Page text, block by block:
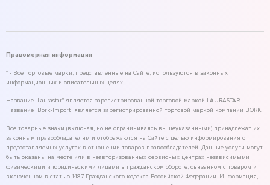
Правомерная информация
* - Все торговые марки, представленные на Сайте, используются в законных
информационных и описательных целях.
Название "Laurastar" является зарегистрированной торговой маркой LAURASTAR.
Название "Bork-Import" является зарегистрированной торговой маркой компании BORK.
Все товарные знаки (включая, но не ограничиваясь вышеуказанными) принадлежат их
законным правообладателям и отображаются на Сайте с целью информирования о
предоставляемых услугах в отношении товаров правообладателей. Данные услуги могут
быть оказаны на месте или в неавторизованных сервисных центрах независимыми
физическими и юридическими лицами в гражданском обороте, связанном с товаром и
включенном в статью 1487 Гражданского кодекса Российской Федерации. Информация,